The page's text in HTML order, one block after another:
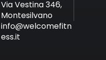
Via Vestina 346,
Montesilvano
info@welcomefitn
ess.it